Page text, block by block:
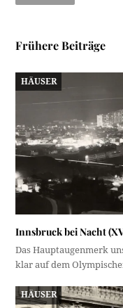
Frühere Beiträge
HÄUSER
Innsbruck bei Nacht
Das Hauptaugenmerk
klar auf dem
HÄUSER